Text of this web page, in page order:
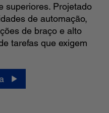
superiores. Projetado
de automação,
de braço e alto
tarefas que exigem